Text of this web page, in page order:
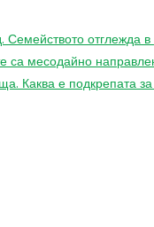
Семейството отглежда
са месодайно
Каква е подкрепата за